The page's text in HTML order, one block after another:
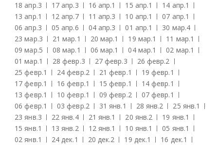
18 апр.3 17 апр.3 16 апр.1 15 апр.1 14 апр.1
13 апр.1 12 апр.7 11 апр.3 10 апр.1 07 апр.1
06 апр.3 05 апр.6 04 апр.3 01 апр.1 30 мар.4
23 мар.3 21 мар.1 20 мар.1 19 мар.1 11 мар.1
09 мар.5 08 мар.1 06 мар.1 04 мар.1 02 мар.1
01 мар.1 28 февр.3 27 февр.3 26 февр.2
25 февр.1 24 февр.2 21 февр.1 19 февр.1
17 февр.1 16 февр.1 15 февр.1 14 февр.1
13 февр.1 10 февр.1 09 февр.2 07 февр.1
06 февр.1 03 февр.2 31 янв.1 28 янв.2 25 янв.1
23 янв.3 22 янв.4 21 янв.1 20 янв.2 19 янв.1
15 янв.1 13 янв.2 12 янв.1 10 янв.1 05 янв.1
02 янв.1 24 дек.1 20 дек.2 19 дек.1 16 дек.1